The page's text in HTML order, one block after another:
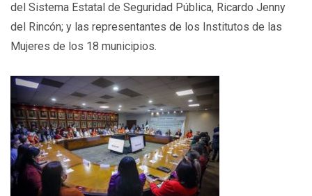
del Sistema Estatal de Seguridad Pública, Ricardo Jenny
del Rincón; y las representantes de los Institutos de las
Mujeres de los 18 municipios.